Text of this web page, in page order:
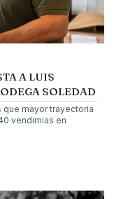
A LUIS
SOLEDAD
que mayor trayectoria
vendimias en